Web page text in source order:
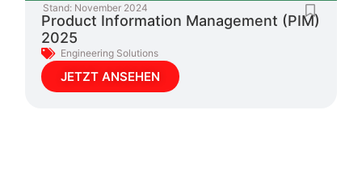
Stand: November 2024
Product Information Management (PIM)
2025
Engineering Solutions
JETZT ANSEHEN